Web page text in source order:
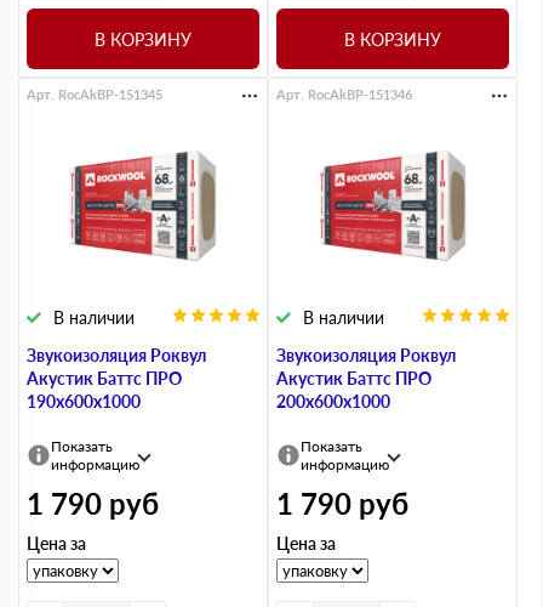
В КОРЗИНУ В КОРЗИНУ
Звукоизоляция Роквул
Акустик Баттс ПРО
190х600х1000
В наличии
Арт. RocAkBP-151345
Показать
информацию
1 790 руб
Цена за
Звукоизоляция Роквул
Акустик Баттс ПРО
200х600х1000
В наличии
Арт. RocAkBP-151346
Показать
информацию
1 790 руб
Цена за